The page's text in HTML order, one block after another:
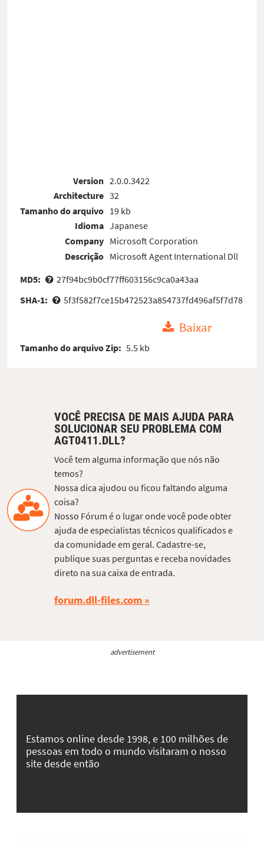
Version
Architecture
Tamanho do arquivo
Idioma
Company
Descrição
2.0.0.3422
32
19 kb
Japanese
Microsoft Corporation
Microsoft Agent International Dll
MD5:
27f94bc9b0cf77ff603156c9ca0a43aa
SHA-1:
5f3f582f7ce15b472523a854737fd496af5f7d78
Baixar
Tamanho do arquivo Zip: 5.5 kb
VOCÊ PRECISA DE MAIS AJUDA PARA
SOLUCIONAR SEU PROBLEMA COM
AGT0411.DLL?
Você tem alguma informação que nós não
temos?
Nossa dica ajudou ou ficou faltando alguma
coisa?
Nosso Fórum é o lugar onde você pode obter
ajuda de especialistas técnicos qualificados e
da comunidade em geral. Cadastre-se,
publique suas perguntas e receba novidades
direto na sua caixa de entrada.
forum.dll-files.com
advertisement
Estamos online desde 1998, e 100 milhões de
pessoas em todo o mundo visitaram o nosso
site desde então